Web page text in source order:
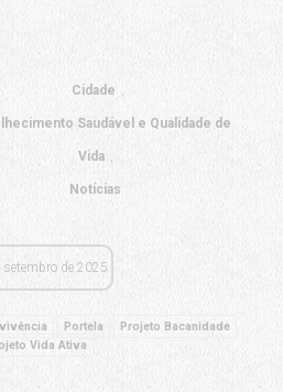
Cidade
Saudável e Qualidade de
Vida
Notícias
setembro de 2025
Portela
Projeto Bacanidade
Vida Ativa